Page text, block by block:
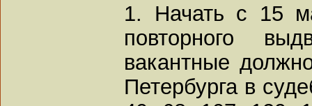
1. Начать с 15
повторного
вакантные
Петербурга в